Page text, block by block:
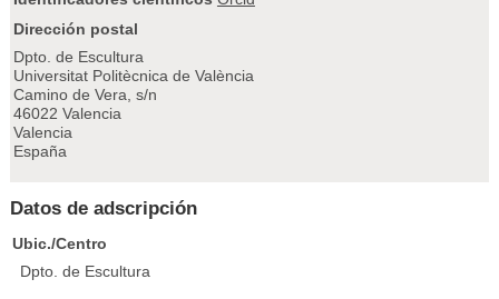
Dirección postal
Dpto. de Escultura
Universitat Politècnica de València
Camino de Vera, s/n
46022 Valencia
Valencia
España
Datos de adscripción
Ubic./Centro
Dpto. de Escultura